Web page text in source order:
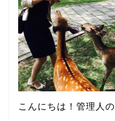
こんにちは！管理人